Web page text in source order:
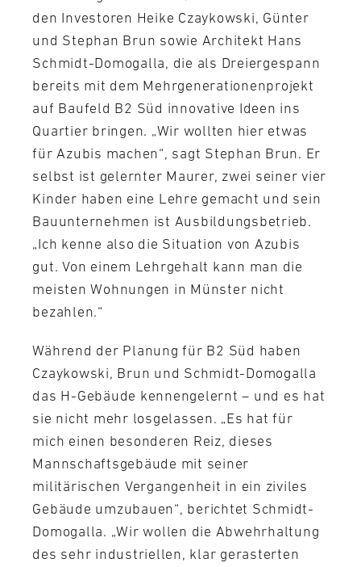
den Investoren Heike Czaykowski, Günter
und Stephan Brun sowie Architekt Hans
Schmidt-Domogalla, die als Dreiergespann
bereits mit dem Mehrgenerationenprojekt
auf Baufeld B2 Süd innovative Ideen ins
Quartier bringen. „Wir wollten hier etwas
für Azubis machen“, sagt Stephan Brun. Er
selbst ist gelernter Maurer, zwei seiner vier
Kinder haben eine Lehre gemacht und sein
Bauunternehmen ist Ausbildungsbetrieb.
„Ich kenne also die Situation von Azubis
gut. Von einem Lehrgehalt kann man die
meisten Wohnungen in Münster nicht
bezahlen.“
Während der Planung für B2 Süd haben
Czaykowski, Brun und Schmidt-Domogalla
das H-Gebäude kennengelernt – und es hat
sie nicht mehr losgelassen. „Es hat für
mich einen besonderen Reiz, dieses
Mannschaftsgebäude mit seiner
militärischen Vergangenheit in ein ziviles
Gebäude umzubauen“, berichtet Schmidt-
Domogalla. „Wir wollen die Abwehrhaltung
des sehr industriellen, klar gerasterten